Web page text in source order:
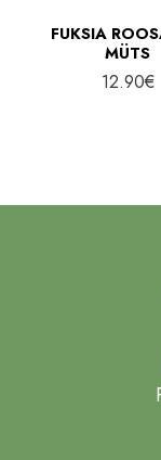
FUKSIA
MÜTS
12.90€